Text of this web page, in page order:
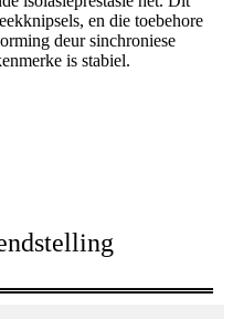
en die toebehore
deur sinchroniese
is stabiel.